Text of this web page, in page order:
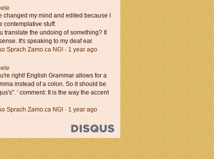
changed my mind and edited because I
contemplative stuff.
translate the undoing of something? It
It's speaking to my deaf ear.
Sprach Zamo.ca NG! · 1 year ago
right! English Grammar allows for a
instead of a colon. So it should be
' comment: It is the way the accent
Sprach Zamo.ca NG! · 1 year ago